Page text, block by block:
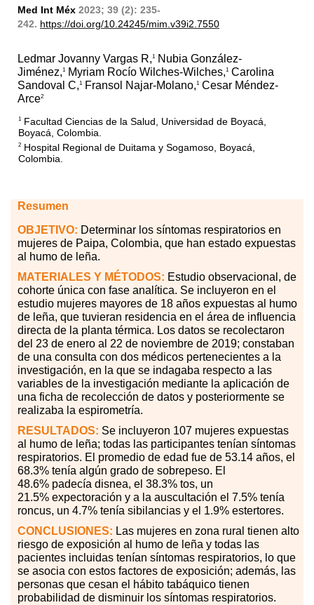
Med Int Méx 2023; 39 (2): 235-
242. https://doi.org/10.24245/mim.v39i2.7550
Ledmar Jovanny Vargas R,1
Nubia González-
Jiménez,1 Myriam Rocío Wilches-Wilches,1 Carolina
Sandoval C,1 Fransol Najar-Molano,1 Cesar Méndez-
Arce2
1 Facultad Ciencias de la Salud, Universidad de Boyacá,
Boyacá, Colombia.
2 Hospital Regional de Duitama y Sogamoso, Boyacá,
Colombia.
Resumen
OBJETIVO: Determinar los síntomas respiratorios en
mujeres de Paipa, Colombia, que han estado expuestas
al humo de leña.
MATERIALES Y MÉTODOS: Estudio observacional, de
cohorte única con fase analítica. Se incluyeron en el
estudio mujeres mayores de 18 años expuestas al humo
de leña, que tuvieran residencia en el área de influencia
directa de la planta térmica. Los datos se recolectaron
del 23 de enero al 22 de noviembre de 2019; constaban
de una consulta con dos médicos pertenecientes a la
investigación, en la que se indagaba respecto a las
variables de la investigación mediante la aplicación de
una ficha de recolección de datos y posteriormente se
realizaba la espirometría.
RESULTADOS: Se incluyeron 107 mujeres expuestas
al humo de leña; todas las participantes tenían síntomas
respiratorios. El promedio de edad fue de 53.14 años, el
68.3% tenía algún grado de sobrepeso. El
48.6% padecía disnea, el 38.3% tos, un
21.5% expectoración y a la auscultación el 7.5% tenía
roncus, un 4.7% tenía sibilancias y el 1.9% estertores.
CONCLUSIONES: Las mujeres en zona rural tienen alto
riesgo de exposición al humo de leña y todas las
pacientes incluidas tenían síntomas respiratorios, lo que
se asocia con estos factores de exposición; además, las
personas que cesan el hábito tabáquico tienen
probabilidad de disminuir los síntomas respiratorios.